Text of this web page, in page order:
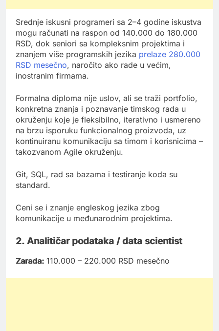
Srednje iskusni programeri sa 2–4 godine iskustva
mogu računati na raspon od 140.000 do 180.000
RSD, dok seniori sa kompleksnim projektima i
znanjem više programskih jezika prelaze 280.000
RSD mesečno, naročito ako rade u većim,
inostranim firmama.
Formalna diploma nije uslov, ali se traži portfolio,
konkretna znanja i poznavanje timskog rada u
okruženju koje je fleksibilno, iterativno i usmereno
na brzu isporuku funkcionalnog proizvoda, uz
kontinuiranu komunikaciju sa timom i korisnicima –
takozvanom Agile okruženju.
Git, SQL, rad sa bazama i testiranje koda su
standard.
Ceni se i znanje engleskog jezika zbog
komunikacije u međunarodnim projektima.
2. Analitičar podataka / data scientist
Zarada: 110.000 – 220.000 RSD mesečno